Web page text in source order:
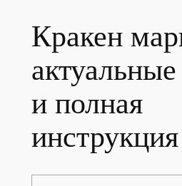
Кракен
и полная
инструкция